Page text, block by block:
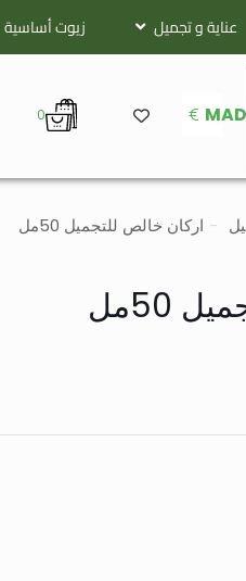
عناية و تجميل زيوت أساسية
MAD
€
0
- اركان خالص للتجميل 50مل
50مل